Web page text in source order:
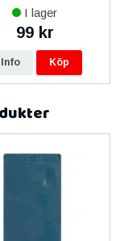
I lager
99 kr
Info Köp